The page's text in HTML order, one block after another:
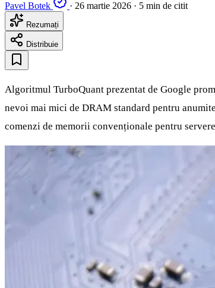
Pavel Botek
· 26 martie 2026 · 5 min de citit
Rezumați
Distribuie
Algoritmul TurboQuant prezentat de Google
nevoi mai mici de DRAM standard pentru
comenzi de memorii convenționale pentru